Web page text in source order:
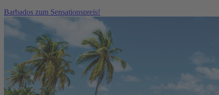
Barbados zum Sensationspreis!